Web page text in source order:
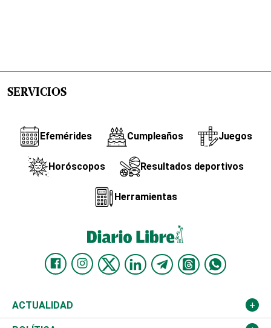
SERVICIOS
Efemérides Cumpleaños Juegos
Horóscopos Resultados deportivos
Herramientas
ACTUALIDAD